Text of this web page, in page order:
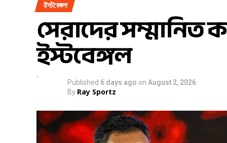
ইস্টবেঙ্গল
সেরাদের সম্মানিত
ইস্টবেঙ্গল
Published 6 days ago on August 2, 2026
By Ray Sportz